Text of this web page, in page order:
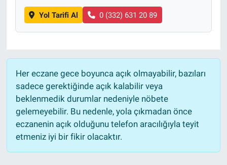
Yol Tarifi Al 0 (332) 631 20 89
Her eczane gece boyunca açık olmayabilir, bazıları
sadece gerektiğinde açık kalabilir veya
beklenmedik durumlar nedeniyle nöbete
gelemeyebilir. Bu nedenle, yola çıkmadan önce
eczanenin açık olduğunu telefon aracılığıyla teyit
etmeniz iyi bir fikir olacaktır.